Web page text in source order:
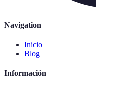
Navigation
Inicio
Blog
Información